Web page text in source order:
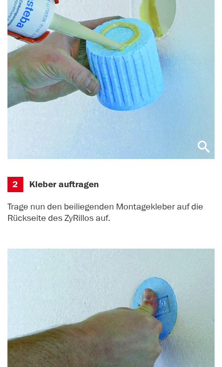
2 Kleber auftragen
Trage nun den beiliegenden Montagekleber auf die
Rückseite des ZyRillos auf.